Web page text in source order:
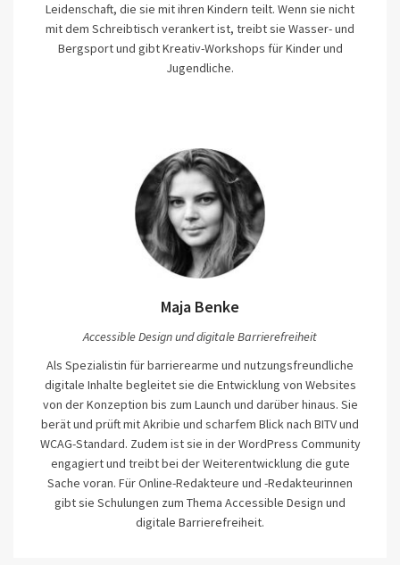
Leidenschaft, die sie mit ihren Kindern teilt. Wenn sie nicht
mit dem Schreibtisch verankert ist, treibt sie Wasser- und
Bergsport und gibt Kreativ-Workshops für Kinder und
Jugendliche.
Maja Benke
Accessible Design und digitale Barrierefreiheit
Als Spezialistin für barrierearme und nutzungsfreundliche
digitale Inhalte begleitet sie die Entwicklung von Websites
von der Konzeption bis zum Launch und darüber hinaus. Sie
berät und prüft mit Akribie und scharfem Blick nach BITV und
WCAG-Standard. Zudem ist sie in der WordPress Community
engagiert und treibt bei der Weiterentwicklung die gute
Sache voran. Für Online-Redakteure und -Redakteurinnen
gibt sie Schulungen zum Thema Accessible Design und
digitale Barrierefreiheit.